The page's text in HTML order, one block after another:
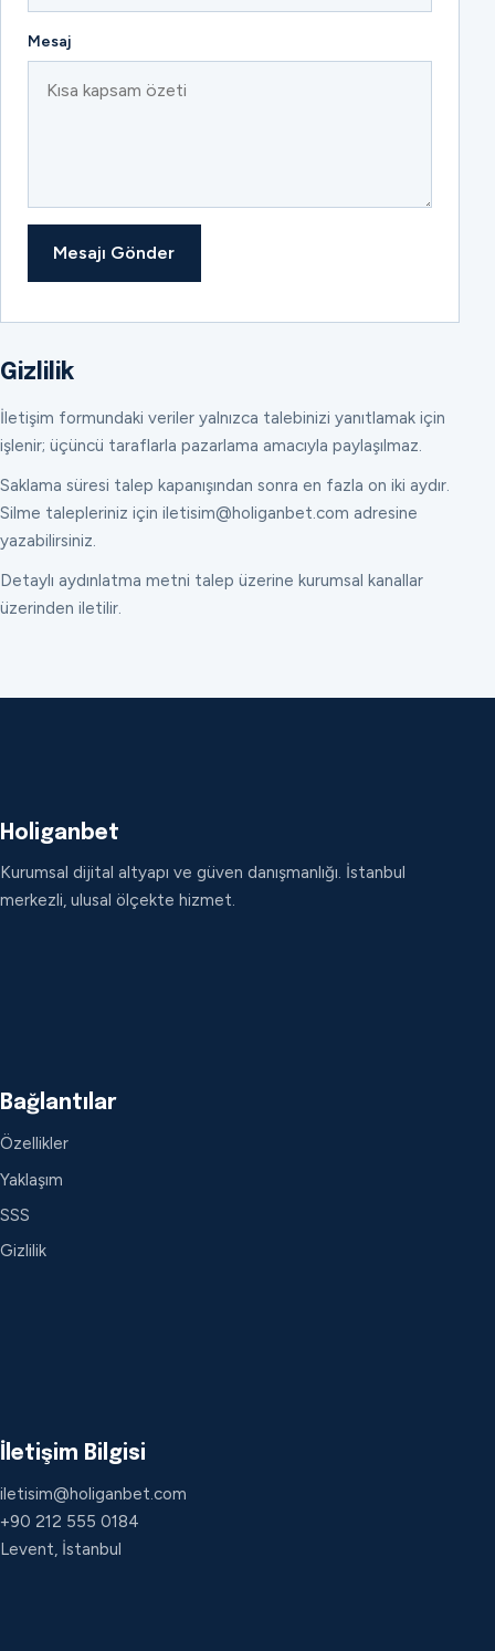
Mesaj
Mesajı Gönder
Gizlilik
İletişim formundaki veriler yalnızca talebinizi yanıtlamak için
işlenir; üçüncü taraflarla pazarlama amacıyla paylaşılmaz.
Saklama süresi talep kapanışından sonra en fazla on iki aydır.
Silme talepleriniz için iletisim@holiganbet.com adresine
yazabilirsiniz.
Detaylı aydınlatma metni talep üzerine kurumsal kanallar
üzerinden iletilir.
Holiganbet
Kurumsal dijital altyapı ve güven danışmanlığı. İstanbul
merkezli, ulusal ölçekte hizmet.
Bağlantılar
Özellikler
Yaklaşım
SSS
Gizlilik
İletişim Bilgisi
iletisim@holiganbet.com
+90 212 555 0184
Levent, İstanbul